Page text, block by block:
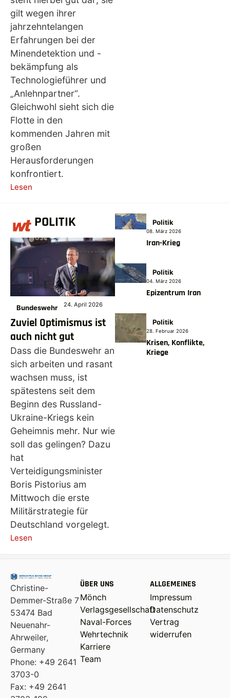
gilt wegen ihrer
jahrzehntelangen
Erfahrungen bei der
Minendetektion und -
bekämpfung als
Technologieführer und
„Anlehnpartner“.
Gleichwohl sieht sich die
Flotte in den
kommenden Jahren mit
großen
Herausforderungen
konfrontiert.
Lesen
POLITIK
Bundeswehr 24. April 2026
Zuviel Optimismus ist
auch nicht gut
Dass die Bundeswehr an
sich arbeiten und rasant
wachsen muss, ist
spätestens seit dem
Beginn des Russland-
Ukraine-Kriegs kein
Geheimnis mehr. Nur wie
soll das gelingen? Dazu
hat
Verteidigungsminister
Boris Pistorius am
Mittwoch die erste
Militärstrategie für
Deutschland vorgelegt.
Lesen
Politik
08. März 2026
Iran-Krieg
Politik
04. März 2026
Epizentrum Iran
Politik
28. Februar 2026
Krisen, Konflikte,
Kriege
Christine-
Demmer-Straße 7
53474 Bad
Neuenahr-
Ahrweiler,
Germany
Phone: +49 2641
3703-0
Fax: +49 2641
ÜBER UNS
Mönch
Verlagsgesellschaft
Naval-Forces
Wehrtechnik
Karriere
Team
ALLGEMEINES
Impressum
Datenschutz
Vertrag
widerrufen